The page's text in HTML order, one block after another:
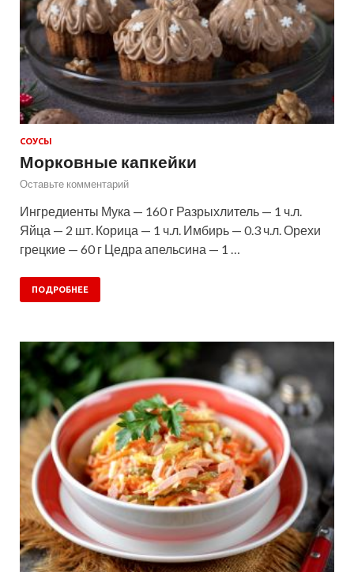
СОУСЫ
Морковные капкейки
Оставьте комментарий
Ингредиенты Мука — 160 г Разрыхлитель — 1 ч.л.
Яйца — 2 шт. Корица — 1 ч.л. Имбирь — 0.3 ч.л. Орехи
грецкие — 60 г Цедра апельсина — 1 …
ПОДРОБНЕЕ